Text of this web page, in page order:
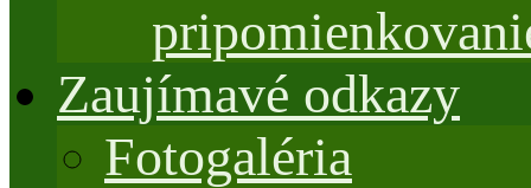
Zaujímavé odkazy
Fotogaléria